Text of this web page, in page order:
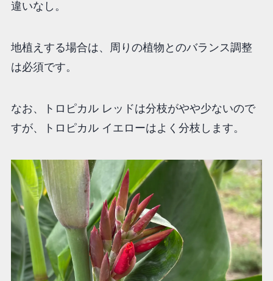
違いなし。
地植えする場合は、周りの植物とのバランス調整
は必須です。
なお、トロピカル レッドは分枝がやや少ないので
すが、トロピカル イエローはよく分枝します。